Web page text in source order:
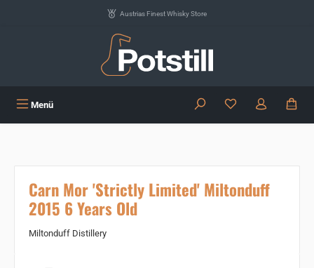
Austrias Finest Whisky Store
Menü Du hast 0
Carn Mor 'Strictly Limited' Miltonduff
2015 6 Years Old
Miltonduff Distillery